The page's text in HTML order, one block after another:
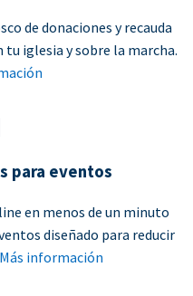
de donaciones y recauda
iglesia y sobre la marcha.
para eventos
en menos de un minuto
diseñado para reducir
Más información